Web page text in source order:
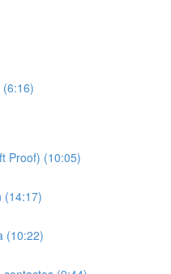
(6:16)
Proof) (10:05)
(14:17)
(10:22)